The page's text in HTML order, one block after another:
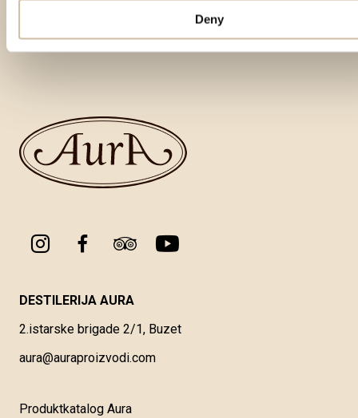
Deny
zum Seitenanfang
DESTILERIJA AURA
2.istarske brigade 2/1, Buzet
aura@auraproizvodi.com
Produktkatalog Aura